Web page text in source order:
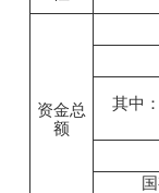
资金总
额
其中